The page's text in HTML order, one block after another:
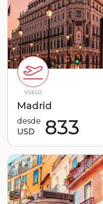
VUELO
Madrid
desde
USD
833